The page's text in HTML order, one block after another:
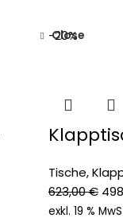
-20%
Close
Tische,
623,00€
exkl. 19 %